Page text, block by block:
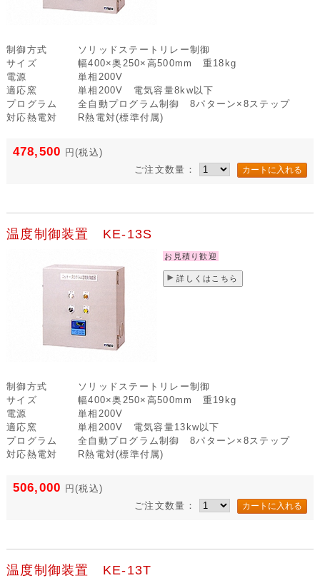
制御方式
ソリッドステートリレー制御
サイズ
幅400×奥250×高500mm 重18kg
電源
単相200V
適応窯
単相200V 電気容量8kw以下
プログラム
全自動プログラム制御 8パターン×8ステップ
対応熱電対
R熱電対(標準付属)
478,500 円(税込)
ご注文数量：
温度制御装置 KE-13S
お見積り歓迎
詳しくはこちら
制御方式
ソリッドステートリレー制御
サイズ
幅400×奥250×高500mm 重19kg
電源
単相200V
適応窯
単相200V 電気容量13kw以下
プログラム
全自動プログラム制御 8パターン×8ステップ
対応熱電対
R熱電対(標準付属)
506,000 円(税込)
ご注文数量：
温度制御装置 KE-13T